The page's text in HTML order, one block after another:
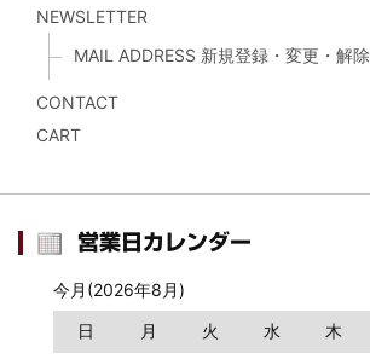
NEWSLETTER
MAIL ADDRESS 新規登録・変更・解除
CONTACT
CART
営業日カレンダー
今月(2026年8月)
日
月 火 水 木